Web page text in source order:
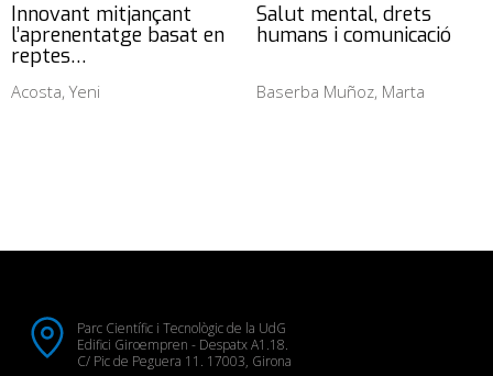
Innovant mitjançant
l’aprenentatge basat en
reptes…
Acosta, Yeni
Salut mental, drets
humans i comunicació
Baserba Muñoz, Marta
Parc Científic i Tecnològic de la UdG
Edifici Giroempren - Despatx A1.18.
C/ Pic de Peguera 11. 17003, Girona